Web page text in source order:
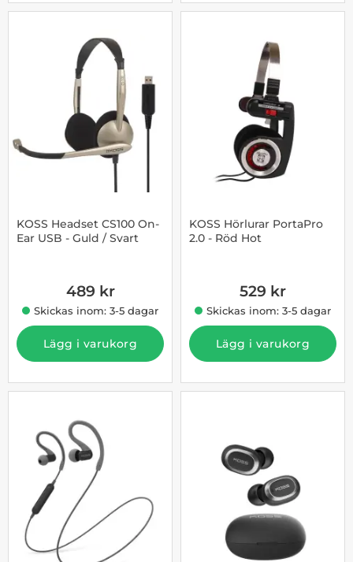
KOSS Headset CS100 On-
Ear USB - Guld / Svart
489 kr
Skickas inom: 3-5 dagar
Lägg i varukorg
KOSS Hörlurar PortaPro
2.0 - Röd Hot
529 kr
Skickas inom: 3-5 dagar
Lägg i varukorg